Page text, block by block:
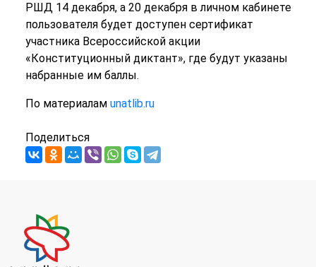
РШД 14 декабря, а 20 декабря в личном кабинете
пользователя будет доступен сертификат
участника Всероссийской акции
«Конституционный диктант», где будут указаны
набранные им баллы.
По материалам unatlib.ru
Поделиться